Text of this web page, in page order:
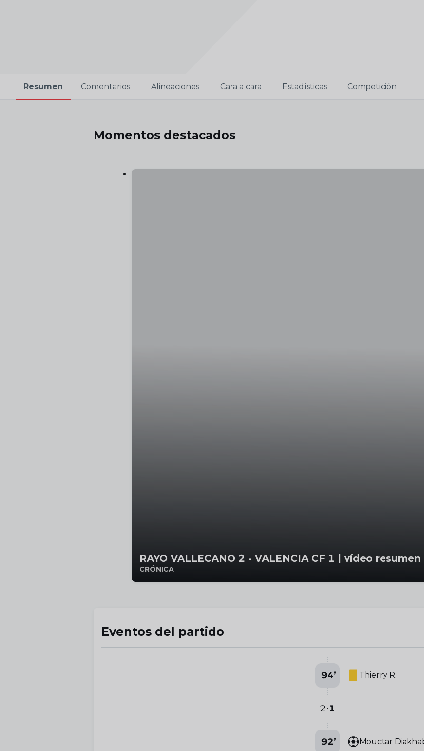
Resumen Comentarios Alineaciones Cara a cara Estadísticas Competición
Momentos destacados
RAYO VALLECANO 2 - VALENCIA CF 1 | vídeo resumen
CRÓNICA
Eventos del partido
Thierry R.
94’
2-1
Mouctar
92’